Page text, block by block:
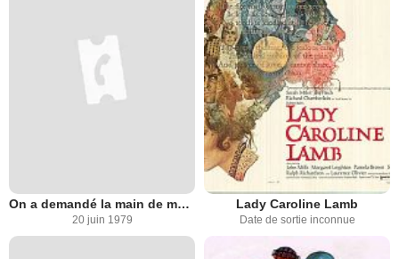
On a demandé la main de ma soeur
20 juin 1979
Lady Caroline Lamb
Date de sortie inconnue